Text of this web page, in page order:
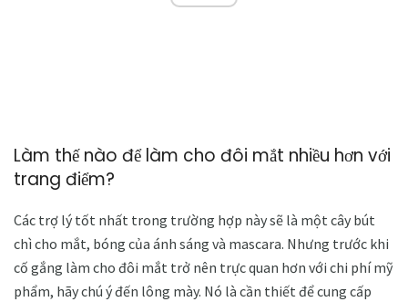
Làm thế nào để làm cho đôi mắt nhiều hơn với
trang điểm?
Các trợ lý tốt nhất trong trường hợp này sẽ là một cây bút
chì cho mắt, bóng của ánh sáng và mascara. Nhưng trước khi
cố gắng làm cho đôi mắt trở nên trực quan hơn với chi phí mỹ
phẩm, hãy chú ý đến lông mày. Nó là cần thiết để cung cấp